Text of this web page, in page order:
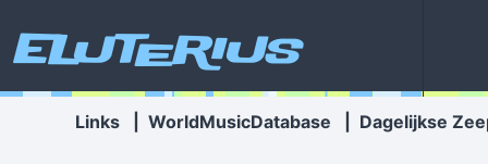
Eluterius
Links WorldMusicDatabase Dagelijkse